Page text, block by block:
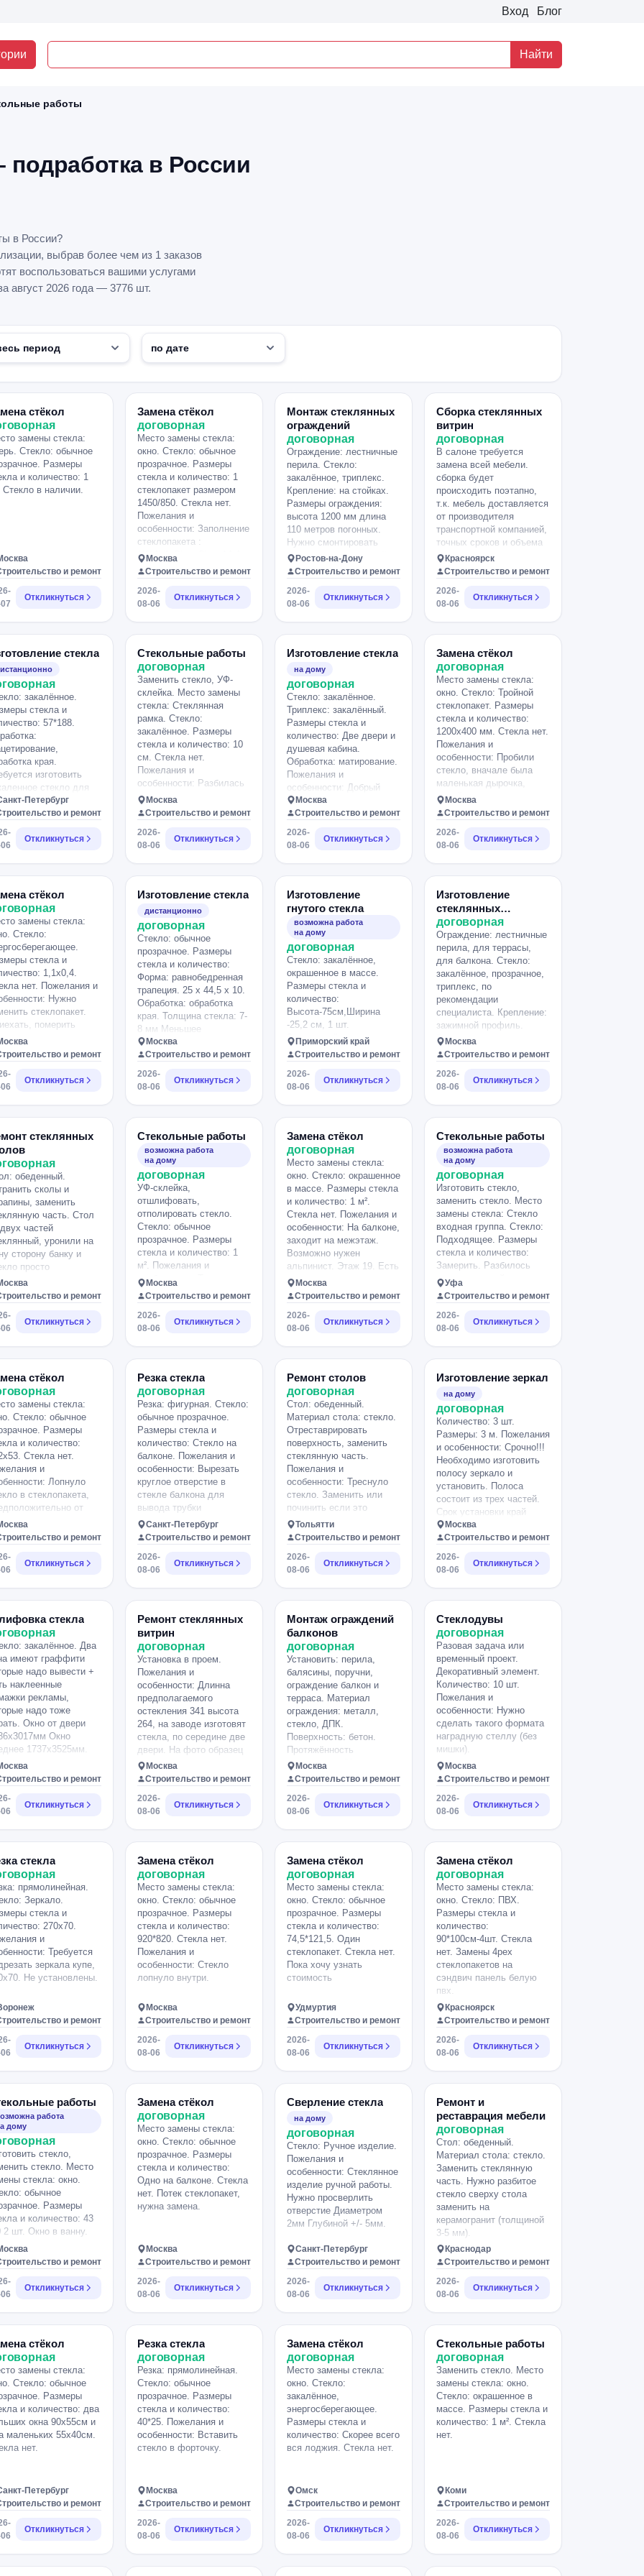
Вход Блог
Найти
работы
в России
в России?
выбрав более чем из 1 заказов
воспользоваться вашими услугами
август 2026 года — 3776 шт.
стёкол
замены стекла:
Стекло: обычное
Размеры
и количество: 1
Стекло в наличии.
и ремонт
Откликнуться
Замена стёкол
договорная
Место замены стекла:
окно. Стекло: обычное
прозрачное. Размеры
стекла и количество: 1
стеклопакет размером
1450/850. Стекла нет.
Пожелания и
особенности: Заполнение
стеклопакета :
(40)4LifeGlassClear-14-4-
14-4/проз (40) — Общая
толщина стеклопакета.
4LifeGlassClear —
Внешнее и внутреннее
стекла. Это
мультифункциональное
LifeGlass Clear толщиной
4 мм. Оно обладает
высоким
светопропусканием, а
также солнцезащитными,
теплоотражающими и
энергосберегающими
свойствами. 14 — Первая
воздушная камера.
Расстояние между
первым и вторым
стеклом — 14 мм. 4 —
Среднее стекло.
Обычное флоат-стекло
толщиной 4 мм. 14 —
камера. Расстояние
между вторым и третьим
стеклом — 14 мм. /проз
Прозрачное, бесцветное
Это двухкамерный
стеклопакет общей
толщиной 40 мм,
состоящий из трех
стекол. Два крайних
стекла —
мультифункциональные
4LifeGlassClear, а
среднее — обычное.
Камеры между ними
имеют ширину по 14 мм и
заполнены воздухом.
Москва
Строительство и ремонт
2026-
08-06
Откликнуться
Монтаж стеклянных
ограждений
договорная
Ограждение: лестничные
перила. Стекло:
закалённое, триплекс.
Крепление: на стойках.
Размеры ограждения:
высота 1200 мм длина
110 метров погонных.
Нужно смонтировать
ограждение на готовой
лестничной площадке, в
основном это ровные
одинаковые участки
шириной 1 метр х 1,2
метра, отрезками по 30-
40 м пог. Стекло триплекс
фото, только с поручнем.
Интересует только
монтаж, весь материал
уже закуплен.
Ростов-на-Дону
Строительство и ремонт
2026-
08-06
Откликнуться
Сборка стеклянных
витрин
договорная
В салоне требуется
замена всей мебели.
сборка будет
происходить поэтапно,
т.к. мебель доставляется
от производителя
транспортной компанией,
точных сроков и объема
работ пока что нет. по
возможности,
необходима готовность
за пару дней до привоза.
план проекта с
расстановкой мебели
прикрепляю. текущие
шт.) необходимо будет
также поэтапно
разобрать и
утилизировать.
Красноярск
Строительство и ремонт
2026-
08-06
Откликнуться
стекла
закалённое.
стекла и
57*188.
края.
изготовить
стекло для
ограждения,
разбитого. Стекло
(с
оттенком) 6
кромки,
мм.
с доставкой
д. Клясино
района
Петербург
и ремонт
Откликнуться
Стекольные работы
договорная
Заменить стекло, УФ-
склейка. Место замены
стекла: Стеклянная
рамка. Стекло:
закалённое. Размеры
стекла и количество: 10
см. Стекла нет.
Пожелания и
особенности: Разбилась
задняя часть подставки ,
нужно сделать и
переклеить эту заднюю
часть Длина детали 13
см , высота 7 см , нужно
изготовить и приклеить к
задней стенке.
Москва
Строительство и ремонт
2026-
08-06
Откликнуться
Изготовление стекла
на дому
договорная
Стекло: закалённое.
Триплекс: закалённый.
Размеры стекла и
количество: Две двери и
душевая кабина.
Обработка: матирование.
Пожелания и
особенности: Добрый
день Необходимо
изготовить и установить
две стеклянные двери с
деревянной вставкой И
размером 2.3*1.3 и
высота 2.1.
Москва
Строительство и ремонт
2026-
08-06
Откликнуться
Замена стёкол
договорная
Место замены стекла:
окно. Стекло: Тройной
стеклопакет. Размеры
стекла и количество:
1200х400 мм. Стекла нет.
Пожелания и
особенности: Пробили
стекло, вначале была
маленькая дырочка,
зимой пошла трещина,
нужно заменить
стеклопакет. Точный
размер пришлю вечером.
правый стеклопакет .
Москва
Строительство и ремонт
2026-
08-06
Откликнуться
стёкол
замены стекла:
Стекло:
стекла и
1,1х0,4.
нет. Пожелания и
Нужно
стеклопакет.
померить
помочь с заказом
или заказать
по
приехать и
и ремонт
Откликнуться
Изготовление стекла
дистанционно
договорная
Стекло: обычное
прозрачное. Размеры
стекла и количество:
Форма: равнобедренная
трапеция. 25 х 44,5 х 10.
Обработка: обработка
края. Толщина стекла: 7-
8 мм Меньшее
основание: 25 СМ.
Большее основание: 44,5
СМ. Высота (ширина)
трапеции: 10 СМ.
Москва
Строительство и ремонт
2026-
08-06
Откликнуться
Изготовление
гнутого стекла
возможна работа
на дому
договорная
Стекло: закалённое,
окрашенное в массе.
Размеры стекла и
количество:
Высота-75см,Ширина
-25,2 см, 1 шт.
Здравствуйте, нужно
изготовить точную копию
стекла, прошу также
сделать отверстия для
петель и ручки Если
нужно, смогу привезти
оригинал.
Приморский край
Строительство и ремонт
2026-
08-06
Откликнуться
Изготовление
стеклянных
ограждений
договорная
Ограждение: лестничные
перила, для террасы,
для балкона. Стекло:
закалённое, прозрачное,
триплекс, по
рекомендации
специалиста. Крепление:
зажимной профиль.
Размеры ограждения:
Длина 22 метра высота 1,
3 метра. Потребуется
установка.
Москва
Строительство и ремонт
2026-
08-06
Откликнуться
стеклянных
обеденный.
сколы и
заменить
часть. Стол
частей
уронили на
сторону банку и
просто
на мелкие
Хотели бы его
но эти сколы
конца отвалились.
и ремонт
Откликнуться
Стекольные работы
возможна работа
на дому
договорная
УФ-склейка,
отшлифовать,
отполировать стекло.
Стекло: обычное
прозрачное. Размеры
стекла и количество: 1
м². Пожелания и
особенности: Треснуло
стекло в двери,
необходимо
отреставрировать
насколько это возможно.
Москва
Строительство и ремонт
2026-
08-06
Откликнуться
Замена стёкол
договорная
Место замены стекла:
окно. Стекло: окрашенное
в массе. Размеры стекла
и количество: 1 м².
Стекла нет. Пожелания и
особенности: На балконе,
заходит на межэтаж.
Возможно нужен
альпинист. Этаж 19. Есть
видео.
Москва
Строительство и ремонт
2026-
08-06
Откликнуться
Стекольные работы
возможна работа
на дому
договорная
Изготовить стекло,
заменить стекло. Место
замены стекла: Стекло
входная группа. Стекло:
Подходящее. Размеры
стекла и количество:
Замерить. Разбилось
стекло входной группы,
требуется срочно замер и
установка.
Уфа
Строительство и ремонт
2026-
08-06
Откликнуться
стёкол
замены стекла:
Стекло: обычное
Размеры
и количество:
Стекла нет.
и
Лопнуло
в стеклопакета,
от
изнутри
и ремонт
Откликнуться
Резка стекла
договорная
Резка: фигурная. Стекло:
обычное прозрачное.
Размеры стекла и
количество: Стекло на
балконе. Пожелания и
особенности: Вырезать
круглое отверстие в
стекле балкона для
вывода трубки
кондиционера.
Санкт-Петербург
Строительство и ремонт
2026-
08-06
Откликнуться
Ремонт столов
договорная
Стол: обеденный.
Материал стола: стекло.
Отреставрировать
поверхность, заменить
стеклянную часть.
Пожелания и
особенности: Треснуло
стекло. Заменить или
починить если это
возможно.
Тольятти
Строительство и ремонт
2026-
08-06
Откликнуться
Изготовление зеркал
на дому
договорная
Количество: 3 шт.
Размеры: 3 м. Пожелания
и особенности: Срочно!!!
Необходимо изготовить
полосу зеркало и
установить. Полоса
состоит из трех частей.
Срок установки край
пятница вечер.
Москва
Строительство и ремонт
2026-
08-06
Откликнуться
стекла
закалённое. Два
имеют граффити
надо вывести +
наклеенные
рекламы,
надо тоже
Окно от двери
Окно
1737х3525мм.
и ремонт
Откликнуться
Ремонт стеклянных
витрин
договорная
Установка в проем.
Пожелания и
особенности: Длинна
предполагаемого
остекления 341 высота
264, на заводе изготовят
стекла, по середине две
двери. На фото образец
как должно быть.
Москва
Строительство и ремонт
2026-
08-06
Откликнуться
Монтаж ограждений
балконов
договорная
Установить: перила,
балясины, поручни,
ограждение балкон и
терраса. Материал
ограждения: металл,
стекло, ДПК.
Поверхность: бетон.
Протяжённость
ограждения: 20 м.
Москва
Строительство и ремонт
2026-
08-06
Откликнуться
Стеклодувы
договорная
Разовая задача или
временный проект.
Декоративный элемент.
Количество: 10 шт.
Пожелания и
особенности: Нужно
сделать такого формата
наградную стеллу (без
мишки).
Москва
Строительство и ремонт
2026-
08-06
Откликнуться
стекла
прямолинейная.
Зеркало.
стекла и
270х70.
и
Требуется
зеркала купе,
Не установлены.
и ремонт
Откликнуться
Замена стёкол
договорная
Место замены стекла:
окно. Стекло: обычное
прозрачное. Размеры
стекла и количество:
920*820. Стекла нет.
Пожелания и
особенности: Стекло
лопнуло внутри.
Москва
Строительство и ремонт
2026-
08-06
Откликнуться
Замена стёкол
договорная
Место замены стекла:
окно. Стекло: обычное
прозрачное. Размеры
стекла и количество:
74,5*121,5. Один
стеклопакет. Стекла нет.
Пока хочу узнать
стоимость
Удмуртия
Строительство и ремонт
2026-
08-06
Откликнуться
Замена стёкол
договорная
Место замены стекла:
окно. Стекло: ПВХ.
Размеры стекла и
количество:
90*100см-4шт. Стекла
нет. Замены 4рех
стеклопакетов на
сэндвич панель белую
пвх.
Красноярск
Строительство и ремонт
2026-
08-06
Откликнуться
работы
работа
дому
стекло,
стекло. Место
стекла: окно.
обычное
Размеры
и количество: 43
2 шт. Окно в ванну.
и ремонт
Откликнуться
Замена стёкол
договорная
Место замены стекла:
окно. Стекло: обычное
прозрачное. Размеры
стекла и количество:
Одно на балконе. Стекла
нет. Потек стеклопакет,
нужна замена.
Москва
Строительство и ремонт
2026-
08-06
Откликнуться
Сверление стекла
на дому
договорная
Стекло: Ручное изделие.
Пожелания и
особенности: Стеклянное
изделие ручной работы.
Нужно просверлить
отверстие Диаметром
2мм Глубиной +/- 5мм.
Санкт-Петербург
Строительство и ремонт
2026-
08-06
Откликнуться
Ремонт и
реставрация мебели
договорная
Стол: обеденный.
Материал стола: стекло.
Заменить стеклянную
часть. Нужно разбитое
стекло сверху стола
заменить на
керамогранит (толщиной
3-5 мм).
Краснодар
Строительство и ремонт
2026-
08-06
Откликнуться
стёкол
замены стекла:
Стекло: обычное
Размеры
и количество: два
окна 90х55см и
маленьких 55х40см.
нет.
Петербург
и ремонт
Откликнуться
Резка стекла
договорная
Резка: прямолинейная.
Стекло: обычное
прозрачное. Размеры
стекла и количество:
40*25. Пожелания и
особенности: Вставить
стекло в форточку.
Москва
Строительство и ремонт
2026-
08-06
Откликнуться
Замена стёкол
договорная
Место замены стекла:
окно. Стекло:
закалённое,
энергосберегающее.
Размеры стекла и
количество: Скорее всего
вся лоджия. Стекла нет.
Омск
Строительство и ремонт
2026-
08-06
Откликнуться
Стекольные работы
договорная
Заменить стекло. Место
замены стекла: окно.
Стекло: окрашенное в
массе. Размеры стекла и
количество: 1 м². Стекла
нет.
Коми
Строительство и ремонт
2026-
08-06
Откликнуться